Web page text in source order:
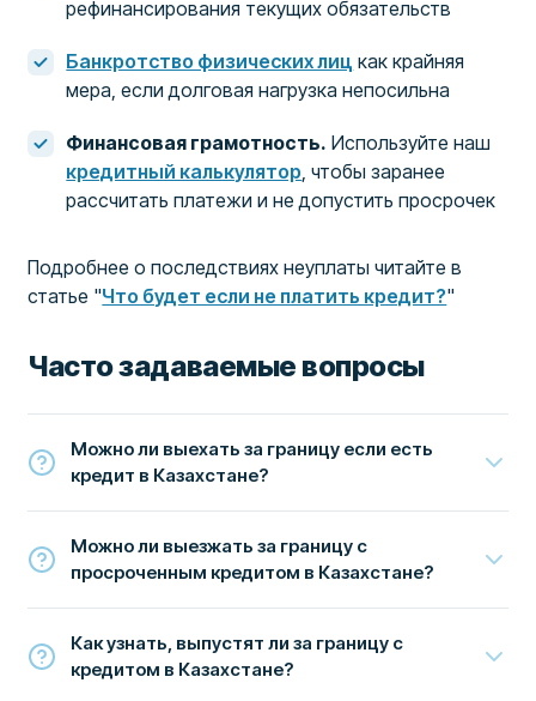
рефинансирования текущих обязательств
Банкротство физических лиц как крайняя
мера, если долговая нагрузка непосильна
Финансовая грамотность. Используйте наш
кредитный калькулятор , чтобы заранее
рассчитать платежи и не допустить просрочек
Подробнее о последствиях неуплаты читайте в
статье "Что будет если не платить кредит?"
Часто задаваемые вопросы
Можно ли выехать за границу если есть
кредит в Казахстане?
Можно ли выезжать за границу с
просроченным кредитом в Казахстане?
Как узнать, выпустят ли за границу с
кредитом в Казахстане?